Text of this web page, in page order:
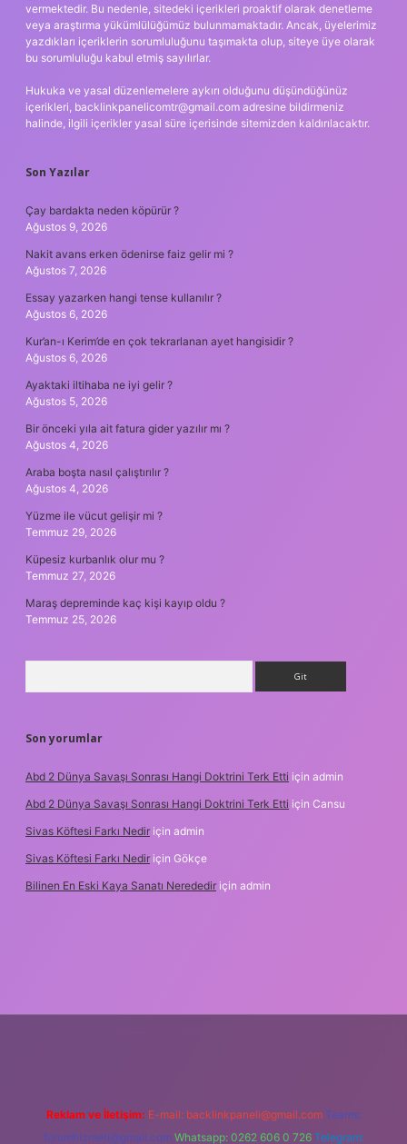
vermektedir. Bu nedenle, sitedeki içerikleri proaktif olarak denetleme
veya araştırma yükümlülüğümüz bulunmamaktadır. Ancak, üyelerimiz
yazdıkları içeriklerin sorumluluğunu taşımakta olup, siteye üye olarak
bu sorumluluğu kabul etmiş sayılırlar.
Hukuka ve yasal düzenlemelere aykırı olduğunu düşündüğünüz
içerikleri, backlinkpanelicomtr@gmail.com adresine bildirmeniz
halinde, ilgili içerikler yasal süre içerisinde sitemizden kaldırılacaktır.
Son Yazılar
Çay bardakta neden köpürür ?
Ağustos 9, 2026
Nakit avans erken ödenirse faiz gelir mi ?
Ağustos 7, 2026
Essay yazarken hangi tense kullanılır ?
Ağustos 6, 2026
Kur’an-ı Kerim’de en çok tekrarlanan ayet hangisidir ?
Ağustos 6, 2026
Ayaktaki iltihaba ne iyi gelir ?
Ağustos 5, 2026
Bir önceki yıla ait fatura gider yazılır mı ?
Ağustos 4, 2026
Araba boşta nasıl çalıştırılır ?
Ağustos 4, 2026
Yüzme ile vücut gelişir mi ?
Temmuz 29, 2026
Küpesiz kurbanlık olur mu ?
Temmuz 27, 2026
Maraş depreminde kaç kişi kayıp oldu ?
Temmuz 25, 2026
Son yorumlar
Abd 2 Dünya Savaşı Sonrası Hangi Doktrini Terk Etti için admin
Abd 2 Dünya Savaşı Sonrası Hangi Doktrini Terk Etti için Cansu
Sivas Köftesi Farkı Nedir için admin
Sivas Köftesi Farkı Nedir için Gökçe
Bilinen En Eski Kaya Sanatı Nerededir için admin
Reklam ve İletişim: E-mail: backlinkpaneli@gmail.com Teams:
forumhizmeti@gmail.com Whatsapp: 0262 606 0 726 Telegram: